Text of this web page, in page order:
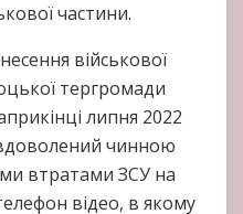
частини.
військової
тергромади
липня 2022
чинною
втратами ЗСУ на
відео, в якому